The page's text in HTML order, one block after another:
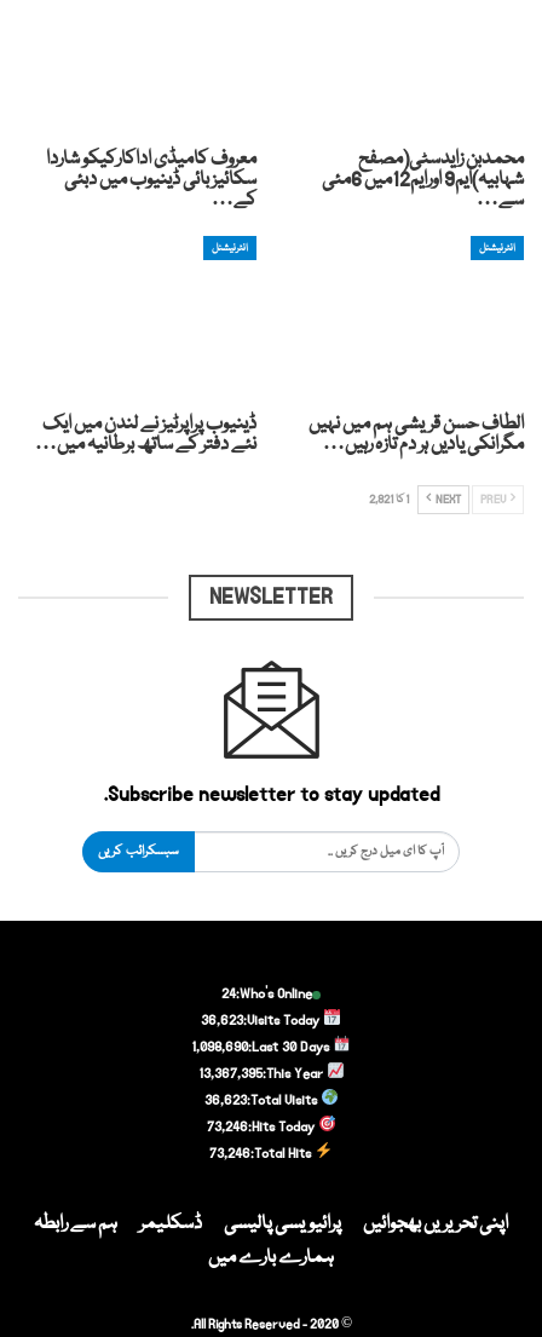
محمدبن زایدسٹی(مصفح
شہابیہ)ایم9 اورایم12میں 6مئی
سے…
معروف کامیڈی اداکارکیکو شاردا
سکائیز بائی ڈینیوب میں دبئی
کے…
انٹرنیشنل
الطاف حسن قریشی ہم میں نہیں
مگرانکی یادیں ہر دم تازہ رہیں…
انٹرنیشنل
ڈینیوب پراپرٹیز نے لندن میں ایک
نئے دفتر کے ساتھ برطانیہ میں…
NEXT 1 کا 2,821
NEWSLETTER
Subscribe newsletter to stay updated.
سبسکرائب کریں
Who's Online:
24
Visits Today:
36,623
Last 30 Days:
1,098,690
This Year:
13,367,395
Total Visits:
36,623
Hits Today:
73,246
Total Hits:
73,246
اپنی تحریریں بھجوائیں پرائیویسی پالیسی ڈسکلیمر
ہم سے رابطہ
ہمارے بارے میں
© 2020 - All Rights Reserved.